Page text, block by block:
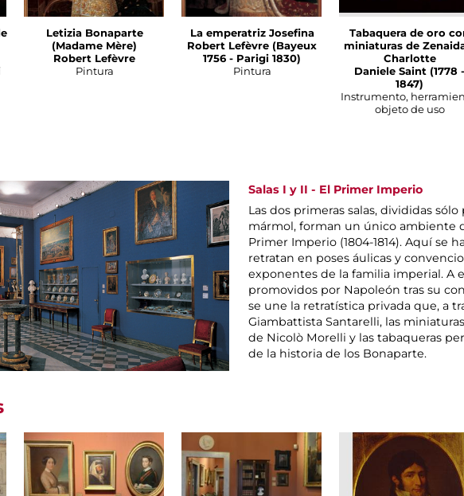
Letizia Bonaparte
(Madame Mère)
Robert Lefèvre
Pintura
La emperatriz Josefina
Robert Lefèvre (Bayeux
1756 - Parigi 1830)
Pintura
Tabaquera de oro
miniaturas de
Charlotte
Daniele Saint (1778 -
1847)
Instrumento,
objeto de uso
Salas I y II - El Primer Imperio
Las dos primeras salas, divididas
mármol, forman un único ambiente
Primer Imperio (1804-1814). Aquí se
retratan en poses áulicas y
exponentes de la familia imperial. A
promovidos por Napoleón tras su
se une la retratística privada que, a
Giambattista Santarelli, las
de Nicolò Morelli y las tabaqueras
de la historia de los Bonaparte.